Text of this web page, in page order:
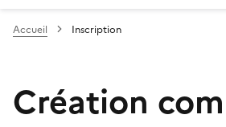
Accueil Inscription
Création